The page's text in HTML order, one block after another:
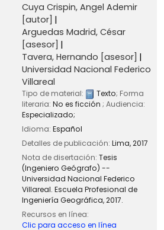
Cuya Crispin, Angel Ademir
[autor]
Arguedas Madrid, César
[asesor]
Tavera, Hernando [asesor]
Universidad Nacional Federico
Villareal
Tipo de material: Texto; Forma
literaria: No es ficción ; Audiencia:
Especializado;
Idioma: Español
Detalles de publicación: Lima,2017
Nota de disertación: Tesis
(Ingeniero Geógrafo) --
Universidad Nacional Federico
Villareal. Escuela Profesional de
Ingeniería Geográfica, 2017.
Recursos en línea:
Clic para acceso en línea